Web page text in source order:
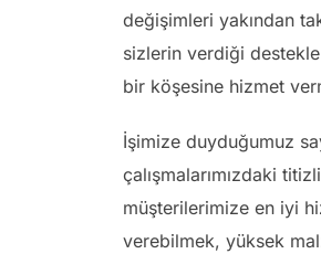
değişimleri yakından
sizlerin verdiği
bir köşesine hizmet
İşimize duyduğumuz
çalışmalarımızdaki
müşterilerimize en iyi
verebilmek, yüksek